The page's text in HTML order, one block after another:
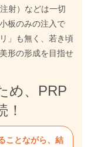
射）などは一切
板のみの注入で
」も無く、若き頃
形の形成を目指せ
め、PRP
ことながら、結